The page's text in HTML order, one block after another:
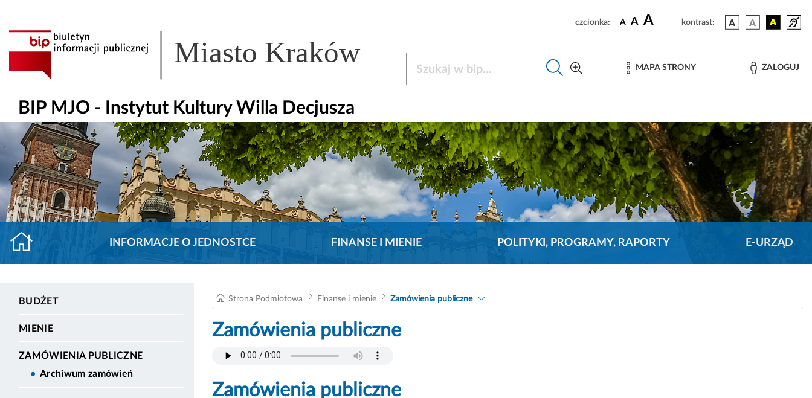
czcionka: A A A kontrast:
Miasto Kraków MAPA STRONY ZALOGUJ
BIP MJO - Instytut Kultury Willa Decjusza
INFORMACJE O JEDNOSTCE FINANSE I MIENIE POLITYKI, PROGRAMY, RAPORTY E-URZĄD
BUDŻET
MIENIE
ZAMÓWIENIA PUBLICZNE
Archiwum zamówień
Strona Podmiotowa Finanse i mienie Zamówienia publiczne
Zamówienia publiczne
Zamówienia publiczne